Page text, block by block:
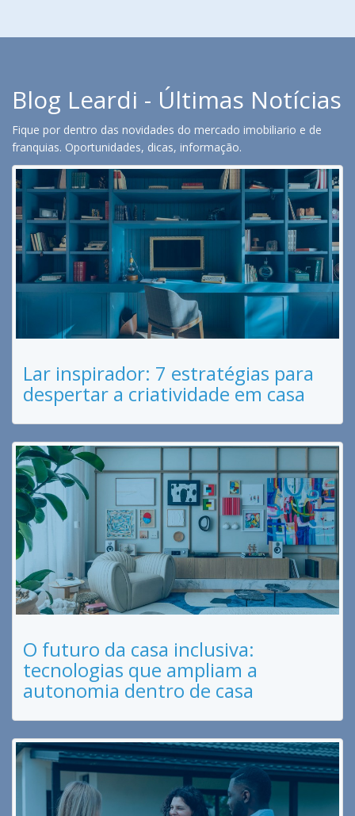
Blog Leardi - Últimas Notícias
Fique por dentro das novidades do mercado imobiliario e de
franquias. Oportunidades, dicas, informação.
Lar inspirador: 7 estratégias para
despertar a criatividade em casa
O futuro da casa inclusiva:
tecnologias que ampliam a
autonomia dentro de casa